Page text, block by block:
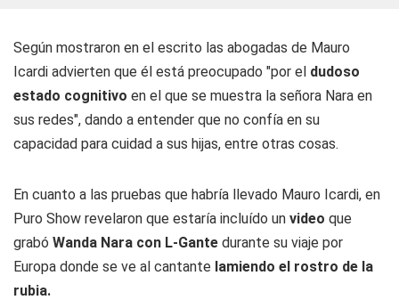
Según mostraron en el escrito las abogadas de Mauro
Icardi advierten que él está preocupado "por el dudoso
estado cognitivo en el que se muestra la señora Nara en
sus redes", dando a entender que no confía en su
capacidad para cuidad a sus hijas, entre otras cosas.
En cuanto a las pruebas que habría llevado Mauro Icardi, en
Puro Show revelaron que estaría incluído un video que
grabó Wanda Nara con L-Gante durante su viaje por
Europa donde se ve al cantante lamiendo el rostro de la
rubia.